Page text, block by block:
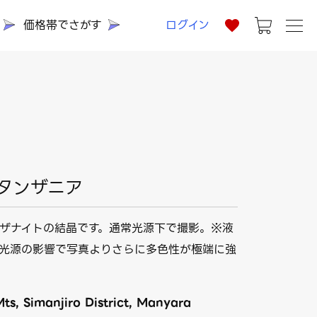
価格帯でさがす ログイン
ンザニア
ナイトの結晶です。通常光源下で撮影。※液
源の影響で写真よりさらに多色性が極端に強
Simanjiro District, Manyara